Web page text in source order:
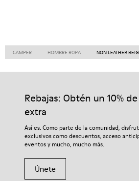
CAMPER HOMBRE ROPA NON LEATHER
Rebajas: Obtén un 10%
extra
Así es. Como parte de la comunidad,
exclusivos como descuentos, acceso
eventos y mucho, mucho más.
Únete